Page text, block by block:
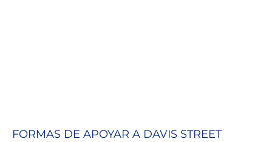
FORMAS DE APOYAR A DAVIS STREET